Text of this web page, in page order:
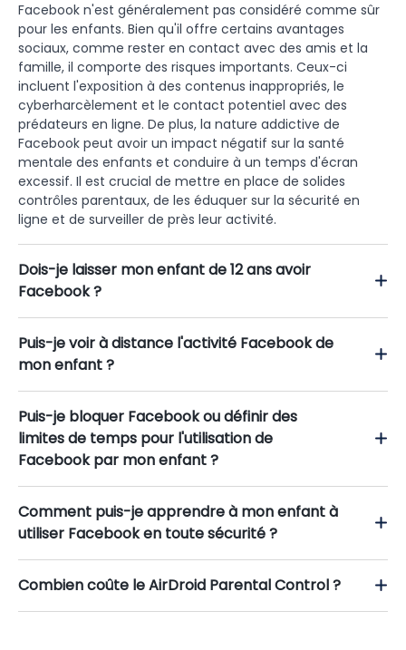
Facebook n'est généralement pas considéré comme sûr
pour les enfants. Bien qu'il offre certains avantages
sociaux, comme rester en contact avec des amis et la
famille, il comporte des risques importants. Ceux-ci
incluent l'exposition à des contenus inappropriés, le
cyberharcèlement et le contact potentiel avec des
prédateurs en ligne. De plus, la nature addictive de
Facebook peut avoir un impact négatif sur la santé
mentale des enfants et conduire à un temps d'écran
excessif. Il est crucial de mettre en place de solides
contrôles parentaux, de les éduquer sur la sécurité en
ligne et de surveiller de près leur activité.
Dois-je laisser mon enfant de 12 ans avoir
Facebook ?
Puis-je voir à distance l'activité Facebook de
mon enfant ?
Puis-je bloquer Facebook ou définir des
limites de temps pour l'utilisation de
Facebook par mon enfant ?
Comment puis-je apprendre à mon enfant à
utiliser Facebook en toute sécurité ?
Combien coûte le AirDroid Parental Control ?